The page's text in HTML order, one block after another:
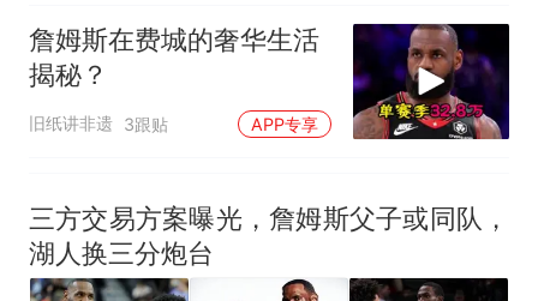
詹姆斯在费城的奢华生活
揭秘？
旧纸讲非遗 3跟贴 APP专享
三方交易方案曝光，詹姆斯父子或同队，
湖人换三分炮台